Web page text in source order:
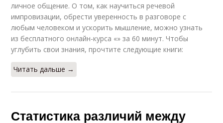
личное общение. О том, как научиться речевой
импровизации, обрести уверенность в разговоре с
любым человеком и ускорить мышление, можно узнать
из бесплатного онлайн-курса «» за 60 минут. Чтобы
углубить свои знания, прочтите следующие книги:
Читать дальше →
Статистика различий между